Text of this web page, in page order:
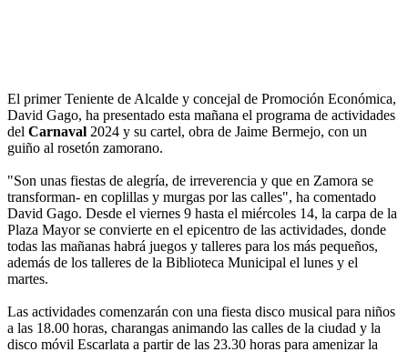
El primer Teniente de Alcalde y concejal de Promoción Económica,
David Gago, ha presentado esta mañana el programa de actividades
del Carnaval 2024 y su cartel, obra de Jaime Bermejo, con un
guiño al rosetón zamorano.
"Son unas fiestas de alegría, de irreverencia y que en Zamora se
transforman- en coplillas y murgas por las calles", ha comentado
David Gago. Desde el viernes 9 hasta el miércoles 14, la carpa de la
Plaza Mayor se convierte en el epicentro de las actividades, donde
todas las mañanas habrá juegos y talleres para los más pequeños,
además de los talleres de la Biblioteca Municipal el lunes y el
martes.
Las actividades comenzarán con una fiesta disco musical para niños
a las 18.00 horas, charangas animando las calles de la ciudad y la
disco móvil Escarlata a partir de las 23.30 horas para amenizar la